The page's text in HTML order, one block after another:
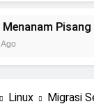
:
Linux Migrasi